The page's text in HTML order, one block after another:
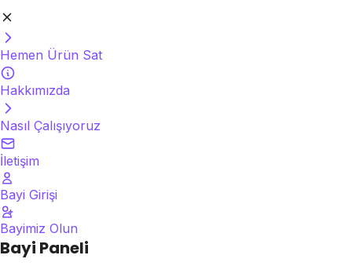
Hemen Ürün Sat
Hakkımızda
Nasıl Çalışıyoruz
İletişim
Bayi Girişi
Bayimiz Olun
Bayi Paneli